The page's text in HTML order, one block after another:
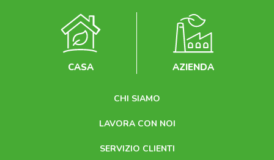
CHI SIAMO
LAVORA CON NOI
SERVIZIO CLIENTI
CASA AZIENDA